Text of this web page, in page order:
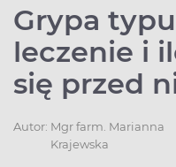
Grypa
leczenie i
się przed
Autor: Mgr farm. Marianna
Krajewska